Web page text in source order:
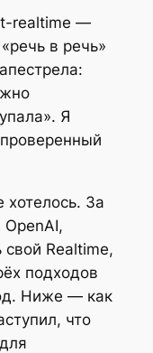
realtime —
в речь»
Я
За
OpenAI,
свой Realtime,
подходов
Ниже — как
что